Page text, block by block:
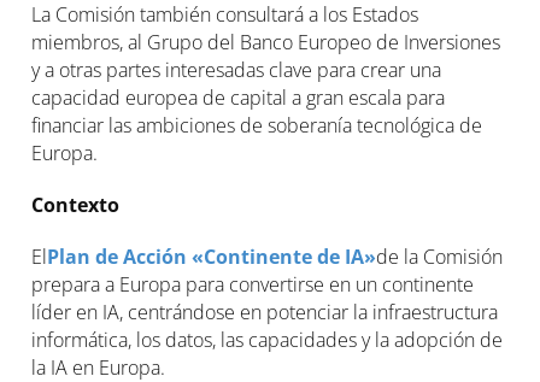
La Comisión también consultará a los Estados
miembros, al Grupo del Banco Europeo de Inversiones
y a otras partes interesadas clave para crear una
capacidad europea de capital a gran escala para
financiar las ambiciones de soberanía tecnológica de
Europa.
Contexto
ElPlan de Acción «Continente de IA»de la Comisión
prepara a Europa para convertirse en un continente
líder en IA, centrándose en potenciar la infraestructura
informática, los datos, las capacidades y la adopción de
la IA en Europa.